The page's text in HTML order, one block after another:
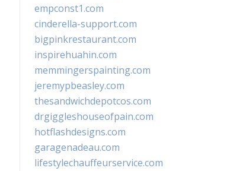
empconst1.com
cinderella-support.com
bigpinkrestaurant.com
inspirehuahin.com
memmingerspainting.com
jeremypbeasley.com
thesandwichdepotcos.com
drgiggleshouseofpain.com
hotflashdesigns.com
garagenadeau.com
lifestylechauffeurservice.com